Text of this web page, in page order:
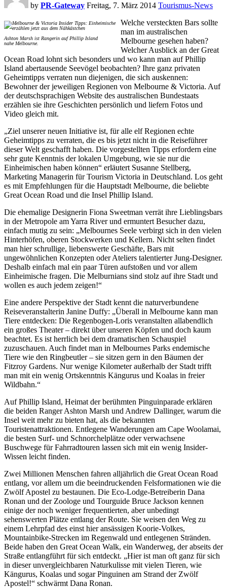
by PR-Gateway Freitag, 7. März 2014 Tourismus-News
Ashton Marsh ist Rangerin auf Phillip Island
nahe Melbourne.
Welche versteckten Bars sollte
man im australischen
Melbourne gesehen haben?
Welcher Ausblick an der Great
Ocean Road lohnt sich besonders und wo kann man auf Phillip
Island abertausende Seevögel beobachten? Ihre ganz privaten
Geheimtipps verraten nun diejenigen, die sich auskennen:
Bewohner der jeweiligen Regionen von Melbourne & Victoria. Auf
der deutschsprachigen Website des australischen Bundestaats
erzählen sie ihre Geschichten persönlich und liefern Fotos und
Video gleich mit.
„Ziel unserer neuen Initiative ist, für alle elf Regionen echte
Geheimtipps zu verraten, die es bis jetzt nicht in die Reiseführer
dieser Welt geschafft haben. Die vorgestellten Tipps erfordern eine
sehr gute Kenntnis der lokalen Umgebung, wie sie nur die
Einheimischen haben können“ erläutert Susanne Stellberg,
Marketing Managerin für Tourism Victoria in Deutschland. Los geht
es mit Empfehlungen für die Hauptstadt Melbourne, die beliebte
Great Ocean Road und die Insel Phillip Island.
Die ehemalige Designerin Fiona Sweetman verrät ihre Lieblingsbars
in der Metropole am Yarra River und ermuntert Besucher dazu,
einfach mutig zu sein: „Melbournes Seele verbirgt sich in den vielen
Hinterhöfen, oberen Stockwerken und Kellern. Nicht selten findet
man hier schrullige, liebenswerte Geschäfte, Bars mit
ungewöhnlichen Konzepten oder Ateliers talentierter Jung-Designer.
Deshalb einfach mal ein paar Türen aufstoßen und vor allem
Einheimische fragen. Die Melburnians sind stolz auf ihre Stadt und
wollen es auch jedem zeigen!“
Eine andere Perspektive der Stadt kennt die naturverbundene
Reiseveranstalterin Janine Duffy: „Überall in Melbourne kann man
Tiere entdecken: Die Regenbogen-Loris veranstalten allabendlich
ein großes Theater – direkt über unseren Köpfen und doch kaum
beachtet. Es ist herrlich bei dem dramatischen Schauspiel
zuzuschauen. Auch findet man in Melbournes Parks endemische
Tiere wie den Ringbeutler – sie sitzen gern in den Bäumen der
Fitzroy Gardens. Nur wenige Kilometer außerhalb der Stadt trifft
man mit ein wenig Ortskenntnis Kängurus und Koalas in freier
Wildbahn.“
Auf Phillip Island, Heimat der berühmten Pinguinparade erklären
die beiden Ranger Ashton Marsh und Andrew Dallinger, warum die
Insel weit mehr zu bieten hat, als die bekannten
Touristenattraktionen. Entlegene Wanderungen am Cape Woolamai,
die besten Surf- und Schnorchelplätze oder verwachsene
Buschwege für Fahrradtouren lassen sich mit ein wenig Insider-
Wissen leicht finden.
Zwei Millionen Menschen fahren alljährlich die Great Ocean Road
entlang, vor allem um die beeindruckenden Felsformationen wie die
Zwölf Apostel zu bestaunen. Die Eco-Lodge-Betreiberin Dana
Ronan und der Zoologe und Tourguide Bruce Jackson kennen
einige der noch weniger frequentierten, aber unbedingt
sehenswerten Plätze entlang der Route. Sie weisen den Weg zu
einem Lehrpfad des einst hier ansässigen Koorie-Volkes,
Mountainbike-Strecken im Regenwald und entlegenen Stränden.
Beide haben den Great Ocean Walk, ein Wanderweg, der abseits der
Straße entlangführt für sich entdeckt. „Hier ist man oft ganz für sich
in dieser unvergleichbaren Naturkulisse mit vielen Tieren, wie
Kängurus, Koalas und sogar Pinguinen am Strand der Zwölf
Apostel!“ schwärmt Dana Ronan.